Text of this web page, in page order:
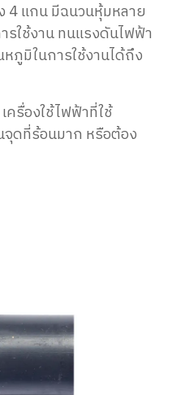
4 แกน มีฉนวนหุ้มหลาย
ใช้งาน ทนแรงดันไฟฟ้า
ภูมิในการใช้งานได้ถึง
ครื่องใช้ไฟฟ้าที่ใช้
ดที่ร้อนมาก หรือต้อง